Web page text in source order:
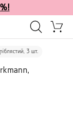
3 шт.